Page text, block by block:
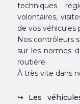
techniques
volontaires,
de vos véhicules
Nos contrôleurs
sur les normes
routière.
À très vite dans
↪ Les